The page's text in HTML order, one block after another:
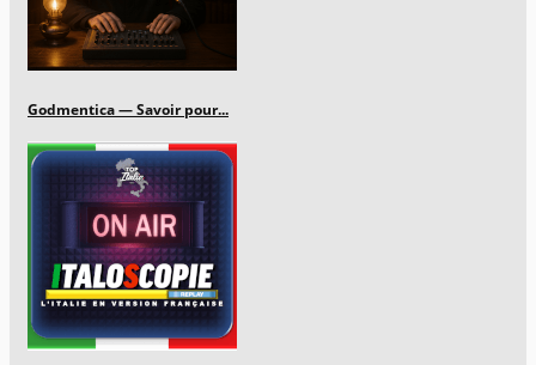
Godmentica — Savoir pour...